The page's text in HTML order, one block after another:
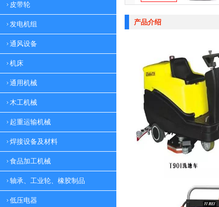
皮带轮
发电机组
通风设备
机床
通用机械
木工机械
起重运输机械
焊接设备及材料
食品加工机械
轴承、工业轮、橡胶制品
低压电器
产品介绍